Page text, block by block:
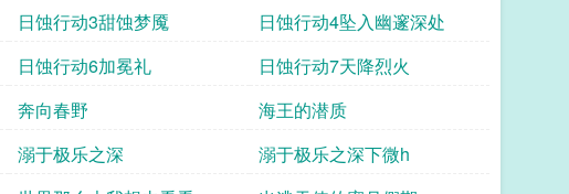
日蚀行动3甜蚀梦魇
日蚀行动4坠入幽邃深处
日蚀行动6加冕礼
日蚀行动7天降烈火
奔向春野
海王的潜质
溺于极乐之深
溺于极乐之深下微h